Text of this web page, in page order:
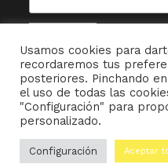
© MI CHAMBERGO
Usamos cookies para
recordaremos tus
posteriores. Pinchando
el uso de todas las
"Configuración" para
personalizado.
Configuración Aceptar